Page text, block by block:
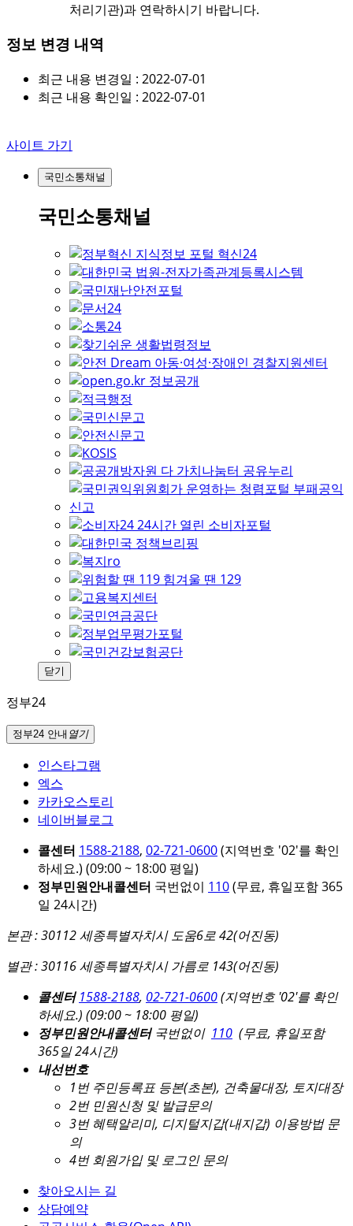
처리기관)과 연락하시기 바랍니다.
정보 변경 내역
최근 내용 변경일 : 2022-07-01
최근 내용 확인일 : 2022-07-01
사이트 가기
국민소통채널
국민소통채널
닫기
정부24
정부24 안내 열기
인스타그램
엑스
카카오스토리
네이버블로그
콜센터 1588-2188, 02-721-0600(지역번호 '02'를 확인
하세요.) (09:00 ~ 18:00 평일)
정부민원안내콜센터 국번없이 110(무료, 휴일포함 365
일 24시간)
본관 : 30112 세종특별자치시 도움6로 42(어진동)
별관 : 30116 세종특별자치시 가름로 143(어진동)
콜센터 1588-2188, 02-721-0600(지역번호 '02'를 확인
하세요.) (09:00 ~ 18:00 평일)
정부민원안내콜센터국번없이 110 (무료, 휴일포함
365일 24시간)
내선번호
1번 주민등록표 등본(초본), 건축물대장, 토지대장
2번 민원신청 및 발급문의
3번 혜택알리미, 디지털지갑(내지갑) 이용방법 문
의
4번 회원가입 및 로그인 문의
찾아오시는 길
상담예약